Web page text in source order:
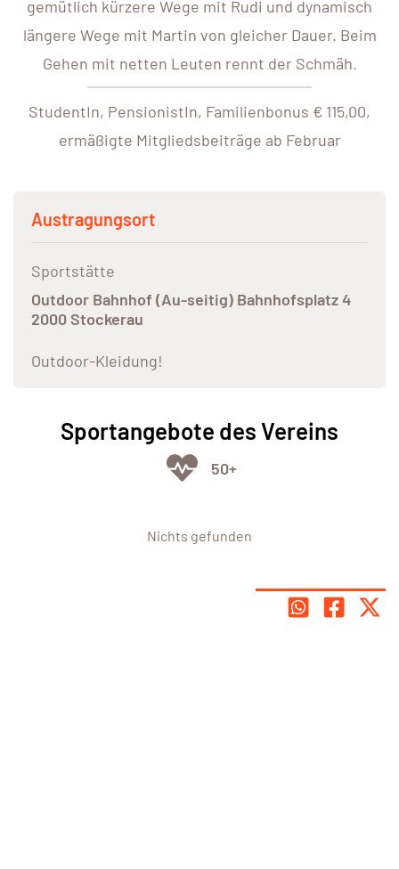
gemütlich kürzere Wege mit Rudi und dynamisch
längere Wege mit Martin von gleicher Dauer. Beim
Gehen mit netten Leuten rennt der Schmäh.
StudentIn, PensionistIn, Familienbonus € 115,00,
ermäßigte Mitgliedsbeiträge ab Februar
Austragungsort
Sportstätte
Outdoor Bahnhof (Au-seitig) Bahnhofsplatz 4
2000 Stockerau
Outdoor-Kleidung!
Sportangebote des Vereins
50+
Nichts gefunden